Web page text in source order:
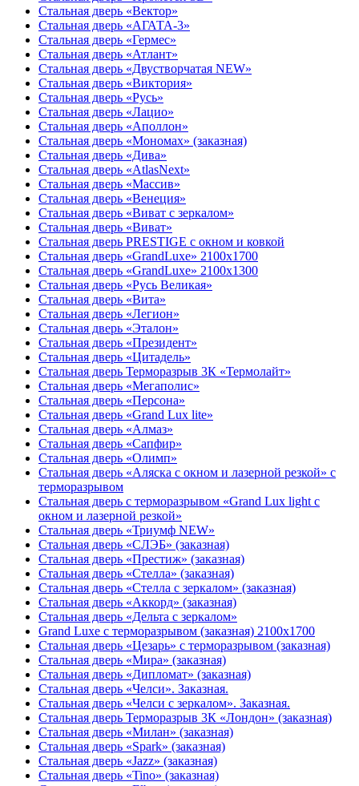
Стальная дверь «Вектор»
Стальная дверь «АГАТА-3»
Стальная дверь «Гермес»
Стальная дверь «Атлант»
Стальная дверь «Двустворчатая NEW»
Стальная дверь «Виктория»
Стальная дверь «Русь»
Стальная дверь «Лацио»
Стальная дверь «Аполлон»
Стальная дверь «Мономах» (заказная)
Стальная дверь «Дива»
Стальная дверь «AtlasNext»
Стальная дверь «Массив»
Стальная дверь «Венеция»
Стальная дверь «Виват с зеркалом»
Стальная дверь «Виват»
Стальная дверь PRESTIGE с окном и ковкой
Стальная дверь «GrandLuxe» 2100х1700
Стальная дверь «GrandLuxe» 2100х1300
Стальная дверь «Русь Великая»
Стальная дверь «Вита»
Стальная дверь «Легион»
Стальная дверь «Эталон»
Стальная дверь «Президент»
Стальная дверь «Цитадель»
Стальная дверь Терморазрыв 3К «Термолайт»
Стальная дверь «Мегаполис»
Стальная дверь «Персона»
Стальная дверь «Grand Lux lite»
Стальная дверь «Алмаз»
Стальная дверь «Сапфир»
Стальная дверь «Олимп»
Стальная дверь «Аляска с окном и лазерной резкой» с
терморазрывом
Стальная дверь с терморазрывом «Grand Lux light с
окном и лазерной резкой»
Стальная дверь «Триумф NEW»
Стальная дверь «СЛЭБ» (заказная)
Стальная дверь «Престиж» (заказная)
Стальная дверь «Стелла» (заказная)
Стальная дверь «Стелла с зеркалом» (заказная)
Стальная дверь «Аккорд» (заказная)
Стальная дверь «Дельта с зеркалом»
Grand Luxe с терморазрывом (заказная) 2100х1700
Стальная дверь «Цезарь» с терморазрывом (заказная)
Стальная дверь «Мира» (заказная)
Стальная дверь «Дипломат» (заказная)
Стальная дверь «Челси». Заказная.
Стальная дверь «Челси с зеркалом». Заказная.
Стальная дверь Терморазрыв 3К «Лондон» (заказная)
Стальная дверь «Милан» (заказная)
Стальная дверь «Spark» (заказная)
Стальная дверь «Jazz» (заказная)
Стальная дверь «Tino» (заказная)